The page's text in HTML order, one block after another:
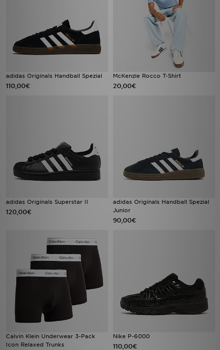
adidas Originals Handball Spezial
110,00€
McKenzie Rocco T-Shirt
20,00€
adidas Originals Superstar II
120,00€
adidas Originals Handball Spezial
Junior
90,00€
Calvin Klein Underwear 3-Pack
Icon Relaxed Trunks
Nike P-6000
110,00€